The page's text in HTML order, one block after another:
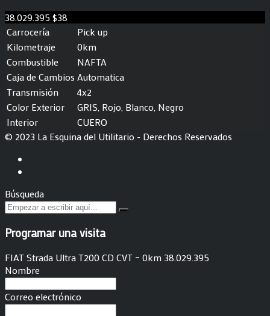
38.029.395$38
Carrocería
Pick up
Kilometraje
0km
Combustible
NAFTA
Caja de Cambios Automatica
Transmisión
4x2
Color Exterior
GRIS, Rojo, Blanco, Negro
Interior
CUERO
© 2023 La Esquina del Utilitario - Derechos Reservados
Búsqueda
Programar una visita
FIAT Strada Ultra T200 CD CVT – 0km 38.029.395
Nombre
Correo electrónico